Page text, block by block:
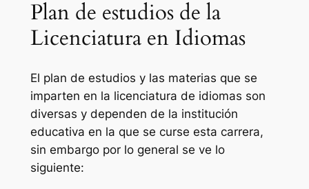
Plan de estudios de la
Licenciatura en Idiomas
El plan de estudios y las materias que se
imparten en la licenciatura de idiomas son
diversas y dependen de la institución
educativa en la que se curse esta carrera,
sin embargo por lo general se ve lo
siguiente: